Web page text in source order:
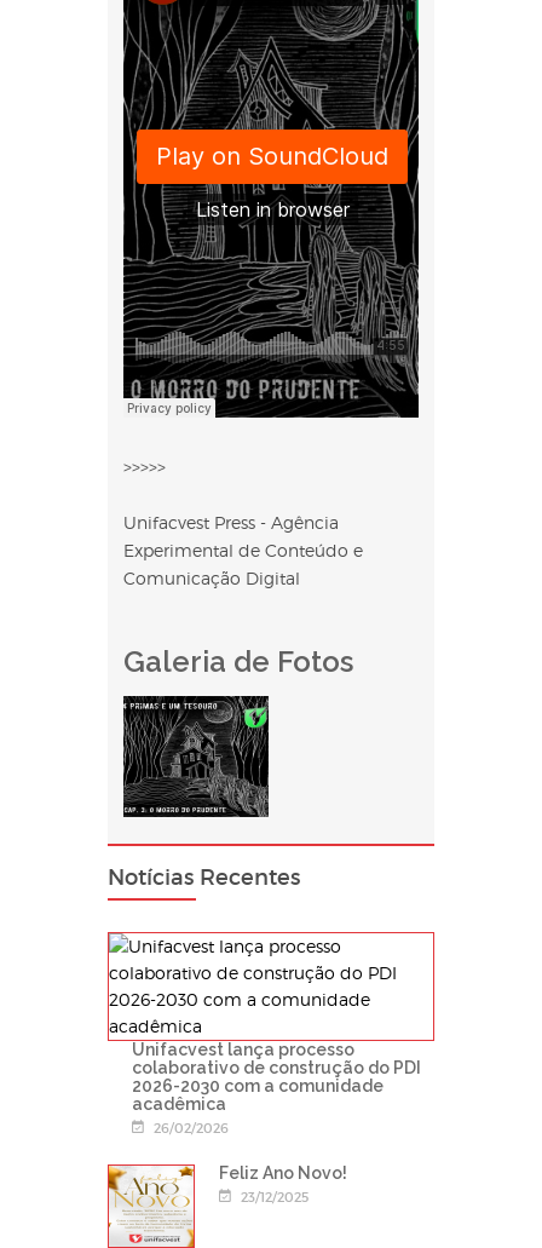
>>>>>
Unifacvest Press - Agência
Experimental de Conteúdo e
Comunicação Digital
Galeria de Fotos
Notícias Recentes
Unifacvest lança processo
colaborativo de construção do PDI
2026-2030 com a comunidade
acadêmica
26/02/2026
Feliz Ano Novo!
23/12/2025